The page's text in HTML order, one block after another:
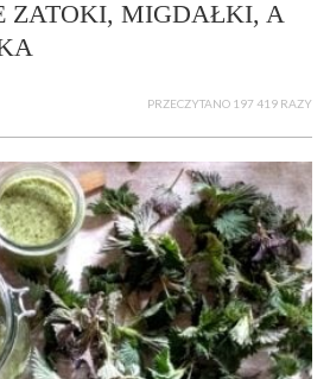
ZATOKI, MIGDAŁKI, A
PRZECZYTANO 197 419 RAZY